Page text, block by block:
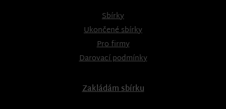
Sbírky
Ukončené sbírky
Pro firmy
Darovací podmínky
Zakládám sbírku